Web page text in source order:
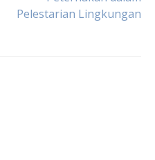
Pelestarian Lingkungan